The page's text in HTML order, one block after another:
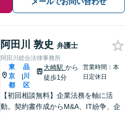
阿田川 敦史 弁護士
阿田川総合法律事務所
東
京
都
|
品
川
区
大崎駅から
徒歩1分
営業時間：本
日定休日
【初回相談無料】企業法務を軸に活
動。契約書作成からM&A、IT紛争、企